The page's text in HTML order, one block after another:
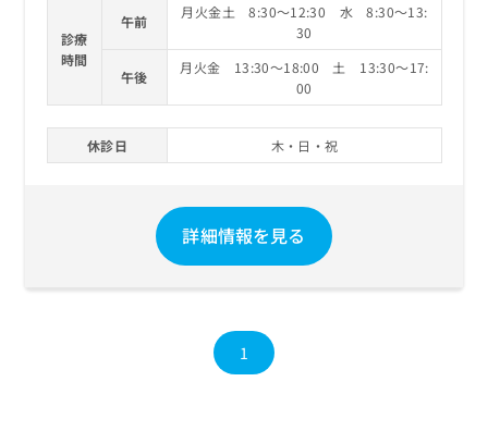
診療
時間
午前
月火金土 8:30～12:30 水 8:30～13:
30
午後
月火金 13:30～18:00 土 13:30～17:
00
休診日 木・日・祝
詳細情報を見る
1